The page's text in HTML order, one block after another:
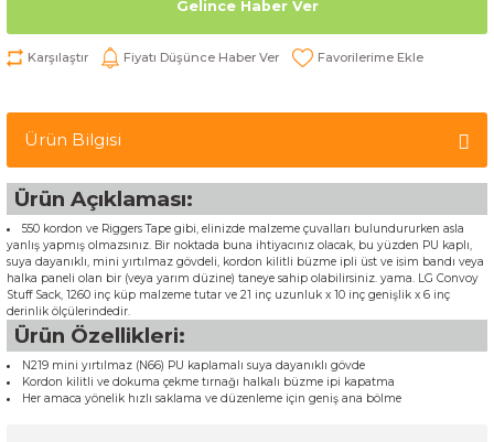
Gelince Haber Ver
Karşılaştır Fiyatı Düşünce Haber Ver
Ürün Bilgisi
Ürün Açıklaması:
550 kordon ve Riggers Tape gibi, elinizde malzeme çuvalları bulundururken asla
yanlış yapmış olmazsınız. Bir noktada buna ihtiyacınız olacak, bu yüzden PU kaplı,
suya dayanıklı, mini yırtılmaz gövdeli, kordon kilitli büzme ipli üst ve isim bandı veya
halka paneli olan bir (veya yarım düzine) taneye sahip olabilirsiniz. yama. LG Convoy
Stuff Sack, 1260 inç küp malzeme tutar ve 21 inç uzunluk x 10 inç genişlik x 6 inç
derinlik ölçülerindedir.
Ürün Özellikleri:
N219 mini yırtılmaz (N66) PU kaplamalı suya dayanıklı gövde
Kordon kilitli ve dokuma çekme tırnağı halkalı büzme ipi kapatma
Her amaca yönelik hızlı saklama ve düzenleme için geniş ana bölme